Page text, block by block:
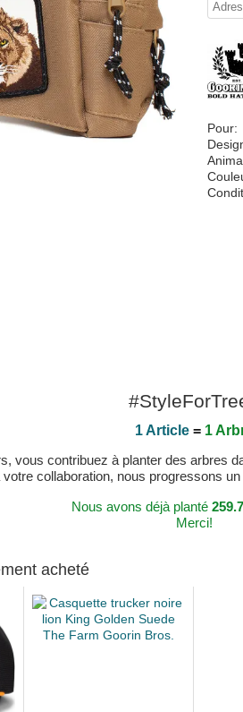
Pour:
1 Article= 1
vous contribuez à planter des arbres
collaboration, nous progressons
Nous avons déjà planté
Merci!
acheté